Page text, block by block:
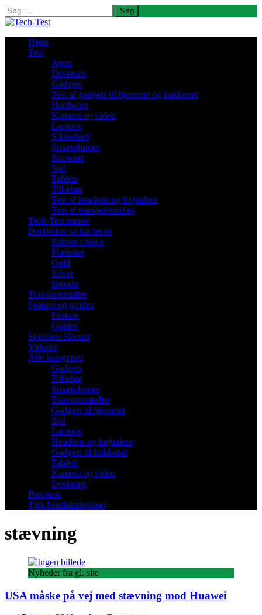
Søg
efter:
Hjem
Test
Apps
Desktops
Gadgets
Test af gadgets til hjemmet og køkkenet
Hardware
Kamera og video
Laptops
Sikkerhed
Smartphones
Software
Spil
Tablets
Tilbehør
Test af headsets og højttalere
Test af transportmidler
Tech-Test mener
Det bedste vi har testet
Editors choice
Platinum
Gold
Silver
Bronze
Transportmidler
Feature og guides
Feature
Guides
Speakers Korner
Videoer
Alle kategorier
Gadgets
Tilbehør
Smartphones
Transportmidler
Gadgets til hjemmet
Spil
Laptops
Headsets og højttalere
Gadgets til køkkenet
Tablets
Kamera og video
Desktops
Business
Tjek bredbåndspriser
stævning
Nyheder fra gl. site
USA måske på vej med stævning mod Huawei